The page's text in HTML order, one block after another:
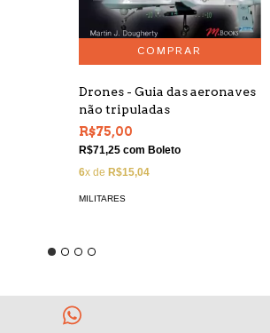
Drones - Guia das aeronaves
não tripuladas
R$75,00
R$71,25 com Boleto
6x de R$15,04
MILITARES